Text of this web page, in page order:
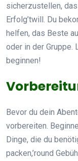
sicherzustellen,
Erfolg’twill. Du
helfen, das Beste
oder in der Gruppe.
beginnen!
Bevor du dein
vorbereiten.
Dinge, die du
packen,’round